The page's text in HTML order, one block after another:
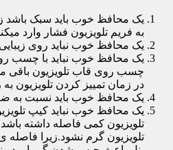
یک محافظ خوب باید سبک باشد
به فریم تلویزیون فشار وارد
یک محافظ خوب نباید روی زیبایی
یک محافظ خوب نباید با چسب
چسب روی قاب تلویزیون باقی
در زمان تمییز کردن تلویزیون
یک محافظ خوب باید نسبت به
یک محافظ خوب نباید کیپ
تلویزیون کمی فاصله داشته
تلویزیون گرم نشود.زیرا فاصله